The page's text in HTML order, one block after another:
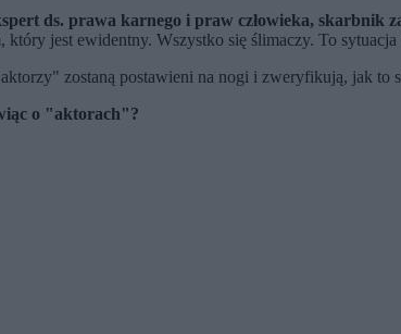
ds. prawa karnego i praw człowieka, skarbnik
który jest ewidentny. Wszystko się ślimaczy. To
zostaną postawieni na nogi i zweryfikują, jak to
o "aktorach"?